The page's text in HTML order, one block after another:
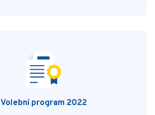
Volební program 2022